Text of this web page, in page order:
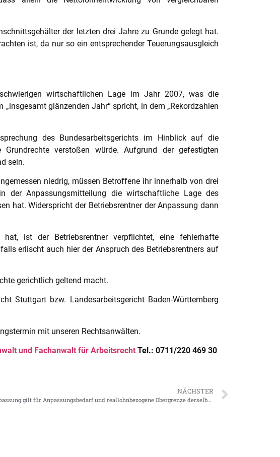
der letzten drei Jahre zu Grunde gelegt hat.
ist, da nur so ein entsprechender Teuerungsausgleich
wirtschaftlichen Lage im Jahr 2007, was die
glänzenden Jahr“ spricht, in dem „Rekordzahlen
des Bundesarbeitsgerichts im Hinblick auf die
verstoßen würde. Aufgrund der gefestigten
sein.
niedrig, müssen Betroffene ihr innerhalb von drei
der Anpassungsmitteilung die wirtschaftliche Lage des
hat. Widerspricht der Betriebsrentner der Anpassung dann
ist der Betriebsrentner verpflichtet, eine fehlerhafte
erlischt auch hier der Anspruch des Betriebsrentners auf
gerichtlich geltend macht.
Stuttgart bzw. Landesarbeitsgericht Baden-Württemberg
mit unseren Rechtsanwälten.
und Fachanwalt für Arbeitsrecht Tel.: 0711/220 469 30
NÄCHSTER
Bei Betriebsrentenanpassung gilt für Anpassungsbedarf und reallohnbezogene Obergrenze derselbe Prüfungszeitraum